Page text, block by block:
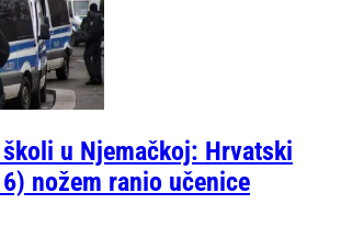
u Njemačkoj: Hrvatski
nožem ranio učenice